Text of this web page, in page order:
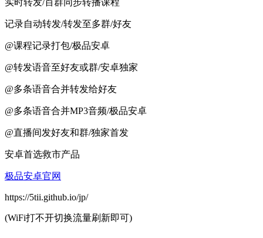
实时转发/百群同步转播课程
记录自动转发/转发至多群/好友
@课程记录打包/极品安卓
@转发语音至好友或群/安卓独家
@多条语音合并转发给好友
@多条语音合并MP3音频/极品安卓
@直播间发好友和群/独家首发
安卓首选救市产品
极品安卓官网
https://5tii.github.io/jp/
(WiFi打不开切换流量刷新即可)